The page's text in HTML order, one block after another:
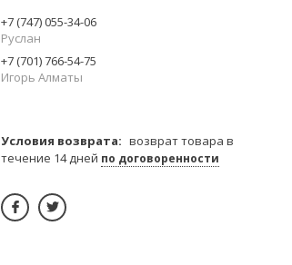
+7 (747) 055-34-06
Руслан
+7 (701) 766-54-75
Игорь Алматы
возврат товара в
течение 14 дней по договоренности